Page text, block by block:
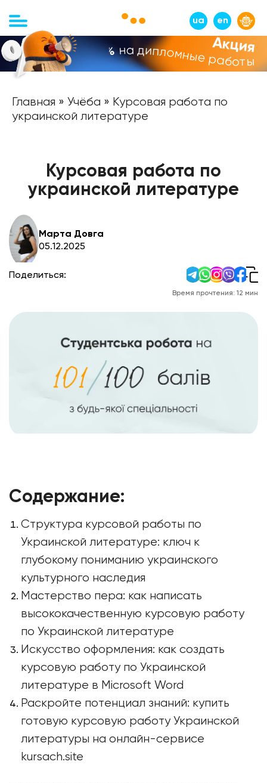
ua en
Акция
-10% на дипломные работы
Главная » Учёба » Курсовая работа по
украинской литературе
Курсовая работа по
украинской литературе
Марта Довга
05.12.2025
Поделиться:
Время прочтения: 12 мин
Содержание:
Структура курсовой работы по
Украинской литературе: ключ к
глубокому пониманию украинского
культурного наследия
Мастерство пера: как написать
высококачественную курсовую работу
по Украинской литературе
Искусство оформления: как создать
курсовую работу по Украинской
литературе в Microsoft Word
Раскройте потенциал знаний: купить
готовую курсовую работу Украинской
литературы на онлайн-сервисе
kursach.site